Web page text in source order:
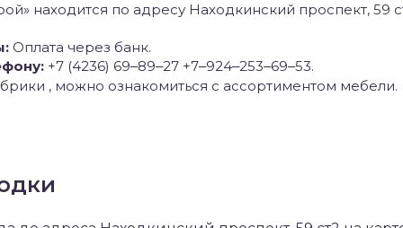
находится по адресу Находкинский проспект, 59
Оплата через банк.
+7 (4236) 69‒89‒27 +7‒924‒253‒69‒53.
, можно ознакомиться с ассортиментом мебели.